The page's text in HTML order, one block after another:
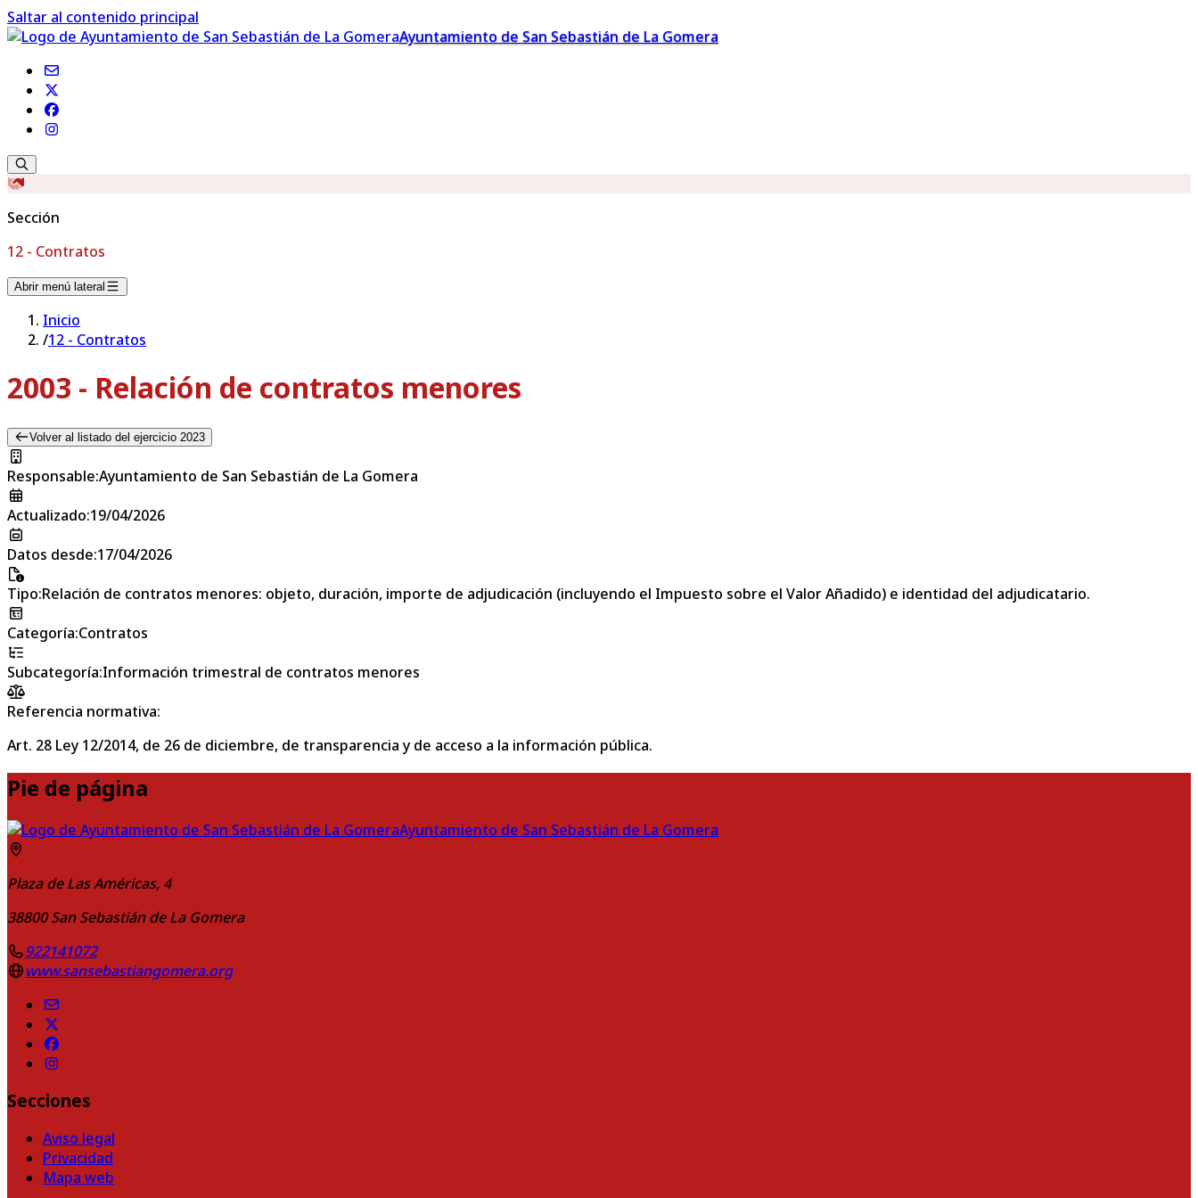
Saltar al contenido principal
Ayuntamiento de San Sebastián de La Gomera
Sección
12 - Contratos
Abrir menú lateral
Inicio
/12 - Contratos
2003 - Relación de contratos menores
Volver al listado del ejercicio 2023
Responsable:Ayuntamiento de San Sebastián de La Gomera
Actualizado:19/04/2026
Datos desde:17/04/2026
Tipo:Relación de contratos menores: objeto, duración, importe de adjudicación (incluyendo el Impuesto sobre el Valor Añadido) e identidad del adjudicatario.
Categoría:Contratos
Subcategoría:Información trimestral de contratos menores
Referencia normativa:
Art. 28 Ley 12/2014, de 26 de diciembre, de transparencia y de acceso a la información pública.
Pie de página
Ayuntamiento de San Sebastián de La Gomera
Plaza de Las Américas, 4
38800 San Sebastián de La Gomera
922141072
www.sansebastiangomera.org
Secciones
Aviso legal
Privacidad
Mapa web